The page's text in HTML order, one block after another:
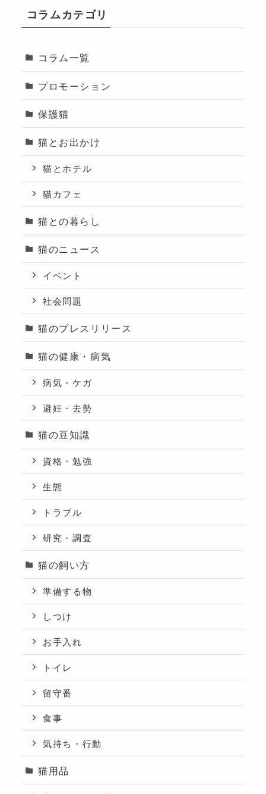
コラムカテゴリ
コラム一覧
プロモーション
保護猫
猫とお出かけ
猫とホテル
猫カフェ
猫との暮らし
猫のニュース
イベント
社会問題
猫のプレスリリース
猫の健康・病気
病気・ケガ
避妊・去勢
猫の豆知識
資格・勉強
生態
トラブル
研究・調査
猫の飼い方
準備する物
しつけ
お手入れ
トイレ
留守番
食事
気持ち・行動
猫用品